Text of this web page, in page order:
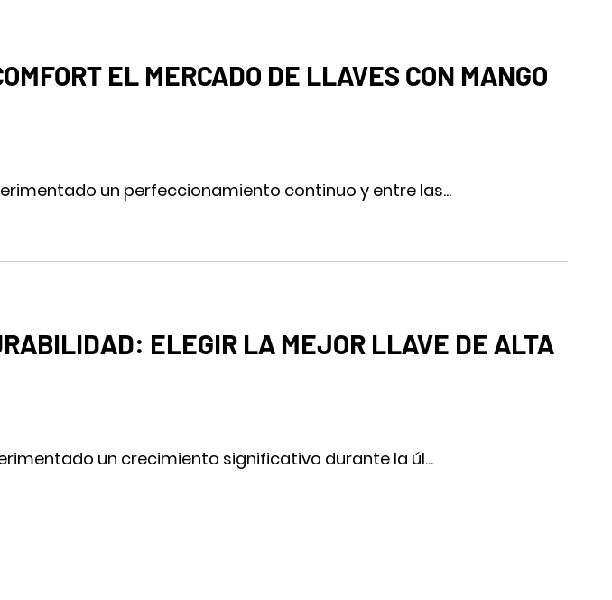
EL MERCADO DE LLAVES CON MANGO
un perfeccionamiento continuo y entre las...
ELEGIR LA MEJOR LLAVE DE ALTA
un crecimiento significativo durante la úl...